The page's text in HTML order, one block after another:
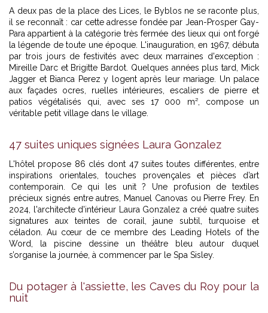
A deux pas de la place des Lices, le Byblos ne se raconte plus,
il se reconnaît : car cette adresse fondée par Jean-Prosper Gay-
Para appartient à la catégorie très fermée des lieux qui ont forgé
la légende de toute une époque. L'inauguration, en 1967, débuta
par trois jours de festivités avec deux marraines d'exception :
Mireille Darc et Brigitte Bardot. Quelques années plus tard, Mick
Jagger et Bianca Perez y logent après leur mariage. Un palace
aux façades ocres, ruelles intérieures, escaliers de pierre et
patios végétalisés qui, avec ses 17 000 m², compose un
véritable petit village dans le village.
47 suites uniques signées Laura Gonzalez
L'hôtel propose 86 clés dont 47 suites toutes différentes, entre
inspirations orientales, touches provençales et pièces d’art
contemporain. Ce qui les unit ? Une profusion de textiles
précieux signés entre autres, Manuel Canovas ou Pierre Frey. En
2024, l'architecte d'intérieur Laura Gonzalez a créé quatre suites
signatures aux teintes de corail, jaune subtil, turquoise et
céladon. Au cœur de ce membre des Leading Hotels of the
Word, la piscine dessine un théâtre bleu autour duquel
s’organise la journée, à commencer par le Spa Sisley.
Du potager à l'assiette, les Caves du Roy pour la
nuit